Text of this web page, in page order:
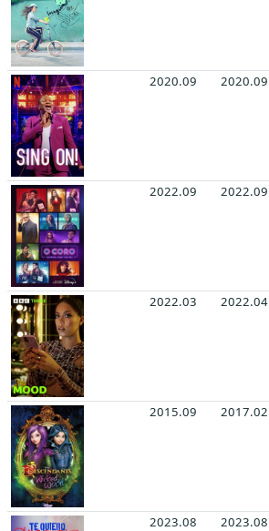
2020.09 2020.09
2022.09 2022.09
2022.03 2022.04
2015.09 2017.02
2023.08 2023.08